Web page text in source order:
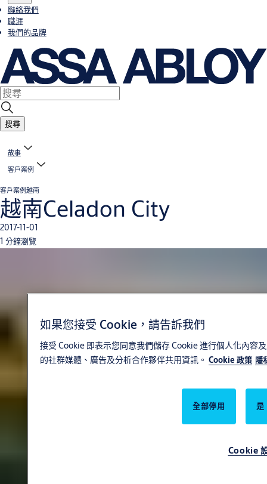
聯絡我們
職涯
我們的品牌
搜尋
故事
客戶案例
客戶案例越南
越南Celadon City
2017-11-01
1 分鐘瀏覽
如果您接受 Cookie，請告訴我們
接受 Cookie 即表示您同意我們儲存 Cookie 進行個人化內容
的社群媒體、廣告及分析合作夥伴共用資訊。 Cookie 政策 隱
全部停用 是
Cookie